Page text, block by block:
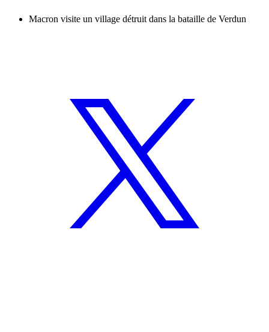
Macron visite un village détruit dans la bataille de Verdun